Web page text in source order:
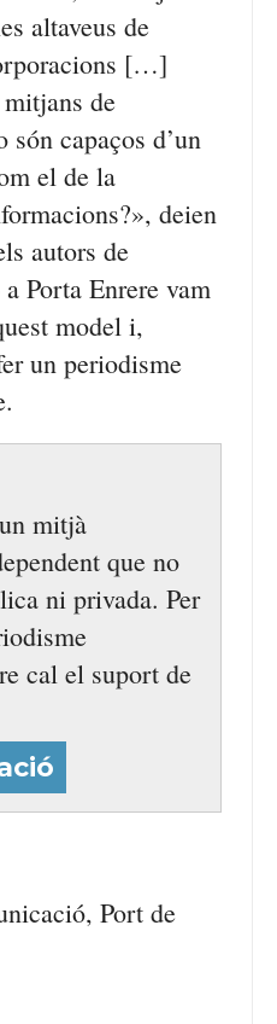
altaveus de
[…]
mitjans de
capaços d’un
el de la
deien
autors de
Porta Enrere vam
model i,
un periodisme
mitjà
que no
ni privada. Per
cal el suport de
, Port de